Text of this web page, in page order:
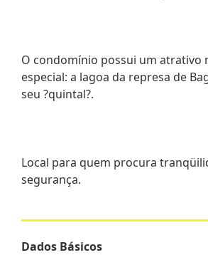
O condomínio possui um atrativo
especial: a lagoa da represa de
seu ?quintal?.
Local para quem procura
segurança.
Dados Básicos